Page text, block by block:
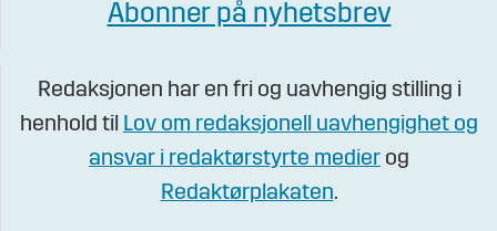
Abonner på nyhetsbrev
Redaksjonen har en fri og uavhengig stilling i
henhold til Lov om redaksjonell uavhengighet og
ansvar i redaktørstyrte medier og
Redaktørplakaten.